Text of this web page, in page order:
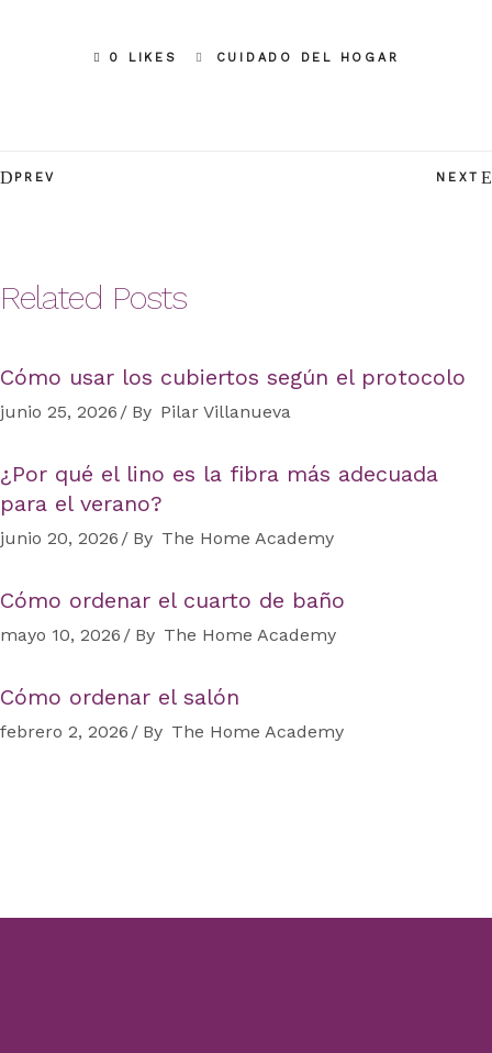
0 LIKES CUIDADO DEL HOGAR
PREV NEXT
Related Posts
Cómo usar los cubiertos según el protocolo
junio 25, 2026 By Pilar Villanueva
¿Por qué el lino es la fibra más adecuada
para el verano?
junio 20, 2026 By The Home Academy
Cómo ordenar el cuarto de baño
mayo 10, 2026 By The Home Academy
Cómo ordenar el salón
febrero 2, 2026 By The Home Academy